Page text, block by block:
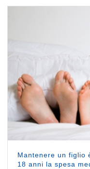
Mantenere un figlio
18 anni la spesa